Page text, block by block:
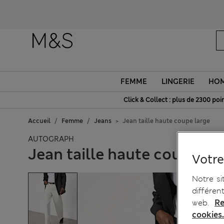
FEMME LINGERIE
Click & Collect : plus de 2300
Accueil Femme Jeans Jean taille haute coupe large
AUTOGRAPH
Jean taille haute coupe
Notre
web.
cookies.